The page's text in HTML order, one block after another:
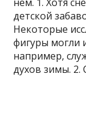
детской
Некоторые
фигуры могли
например,
духов зимы. 2.